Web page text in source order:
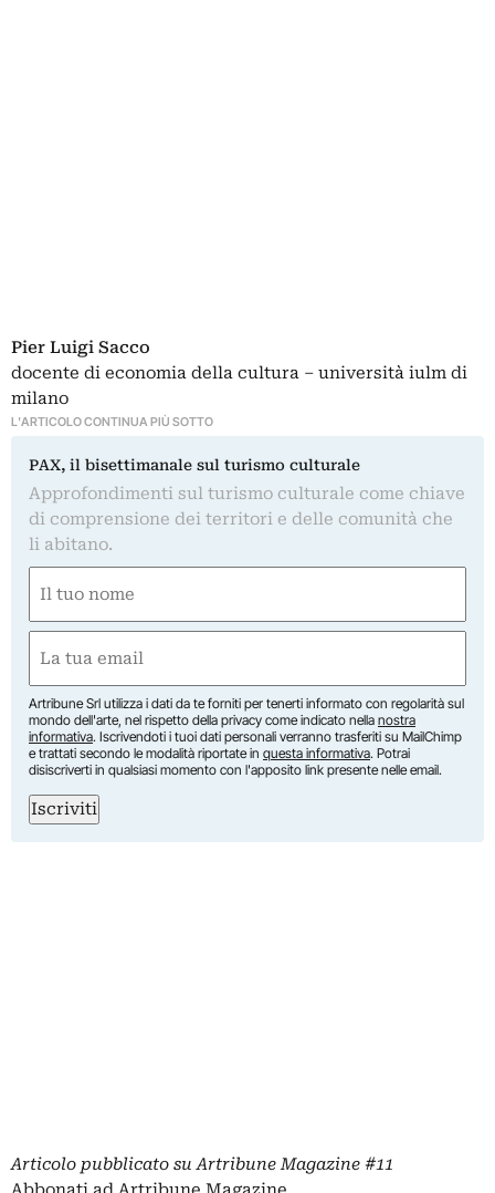
Pier Luigi Sacco
docente di economia della cultura – università iulm di
milano
L'ARTICOLO CONTINUA PIÙ SOTTO
PAX, il bisettimanale sul turismo culturale
Approfondimenti sul turismo culturale come chiave
di comprensione dei territori e delle comunità che
li abitano.
(Obbligatorio)
Nome
(Obbligatorio)
Artribune Srl utilizza i dati da te forniti per tenerti informato con regolarità sul
mondo dell'arte, nel rispetto della privacy come indicato nella nostra
informativa. Iscrivendoti i tuoi dati personali verranno trasferiti su MailChimp
e trattati secondo le modalità riportate in questa informativa. Potrai
disiscriverti in qualsiasi momento con l'apposito link presente nelle email.
Iscriviti
Articolo pubblicato suArtribune Magazine #11